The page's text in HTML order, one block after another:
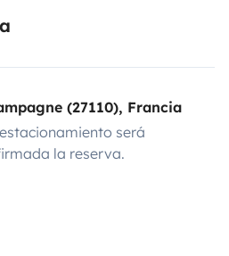
(27110), Francia
será
la reserva.